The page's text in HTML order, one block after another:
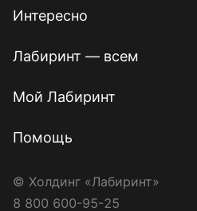
Интересно
Лабиринт — всем
Мой Лабиринт
Помощь
© Холдинг «Лабиринт»
8 800 600-95-25